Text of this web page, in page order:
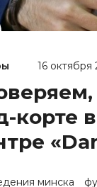
16 октября
корте
минска